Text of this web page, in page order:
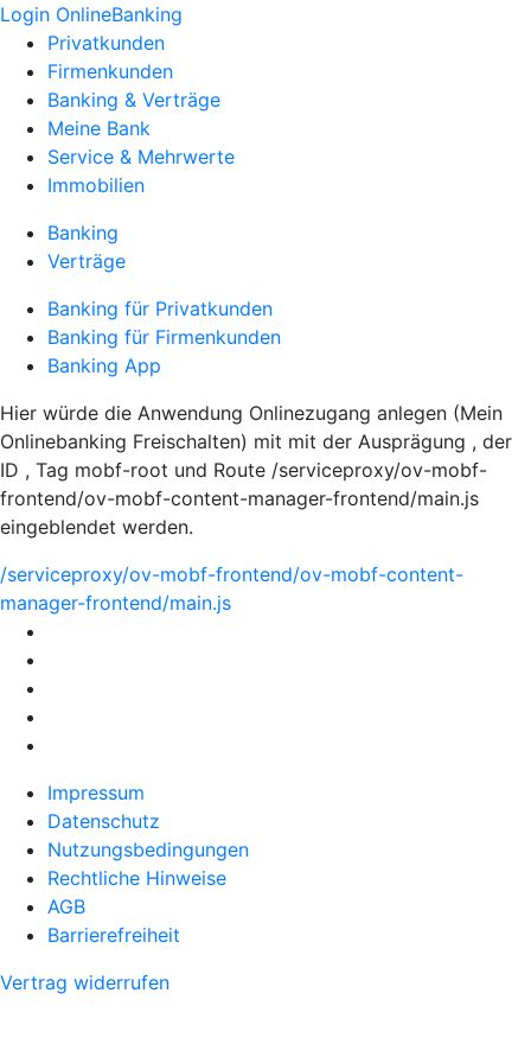
Login OnlineBanking
Privatkunden
Firmenkunden
Banking & Verträge
Meine Bank
Service & Mehrwerte
Immobilien
Banking
Verträge
Banking für Privatkunden
Banking für Firmenkunden
Banking App
Hier würde die Anwendung Onlinezugang anlegen (Mein
Onlinebanking Freischalten) mit mit der Ausprägung , der
ID , Tag mobf-root und Route /serviceproxy/ov-mobf-
frontend/ov-mobf-content-manager-frontend/main.js
eingeblendet werden.
/serviceproxy/ov-mobf-frontend/ov-mobf-content-
manager-frontend/main.js
Impressum
Datenschutz
Nutzungsbedingungen
Rechtliche Hinweise
AGB
Barrierefreiheit
Vertrag widerrufen